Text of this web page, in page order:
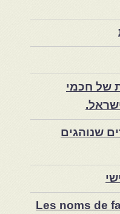
של חכמי
שנוהגים
Les noms de